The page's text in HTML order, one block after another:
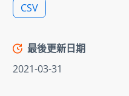
CSV
最後更新日期
2021-03-31